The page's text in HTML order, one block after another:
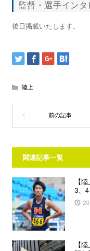
監督・選手インタ
後日掲載いたします。
陸上
関連記事一覧
【
3、
【